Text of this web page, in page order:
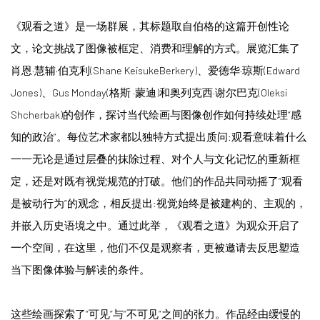
《观看之道》是一场群展，其标题取自伯格的这篇开创性论
文，论文挑战了图像被框定、消费和理解的方式。展览汇集了
肖恩·慧辅·伯克利(Shane KeisukeBerkery)、爱德华·琼斯(Edward
Jones)、Gus Monday(格斯 ·蒙迪)和奥列克西·谢尔巴克(Oleksi
Shcherbak)的创作，探讨当代绘画与图像创作如何持续处理“感
知的政治”。每位艺术家都以独特方式提出质问:观看意味着什么
一一无论是通过层叠的抹除过程、对个人与文化记忆的重新框
定，还是对既有视觉规范的打破。他们的作品共同动摇了“观看
是被动行为”的观念，相反提出:视觉始终是被建构的、主观的，
并嵌入历史语境之中。通过此举，《观看之道》为观众开启了
一个空间，在这里，他们不仅是观察者，更被邀请去反思塑造
当下图像体验与解读的条件。
这些绘画探索了“可见”与“不可见”之间的张力。作品经由缓慢的